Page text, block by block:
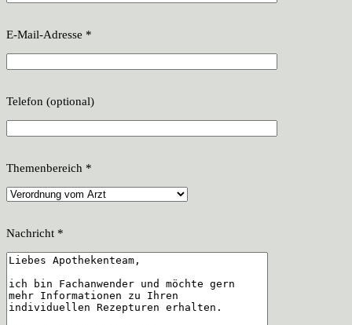
E-Mail-Adresse *
Telefon (optional)
Themenbereich *
Nachricht *